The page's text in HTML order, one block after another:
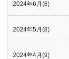
2024年6月(8)
2024年5月(8)
2024年4月(9)